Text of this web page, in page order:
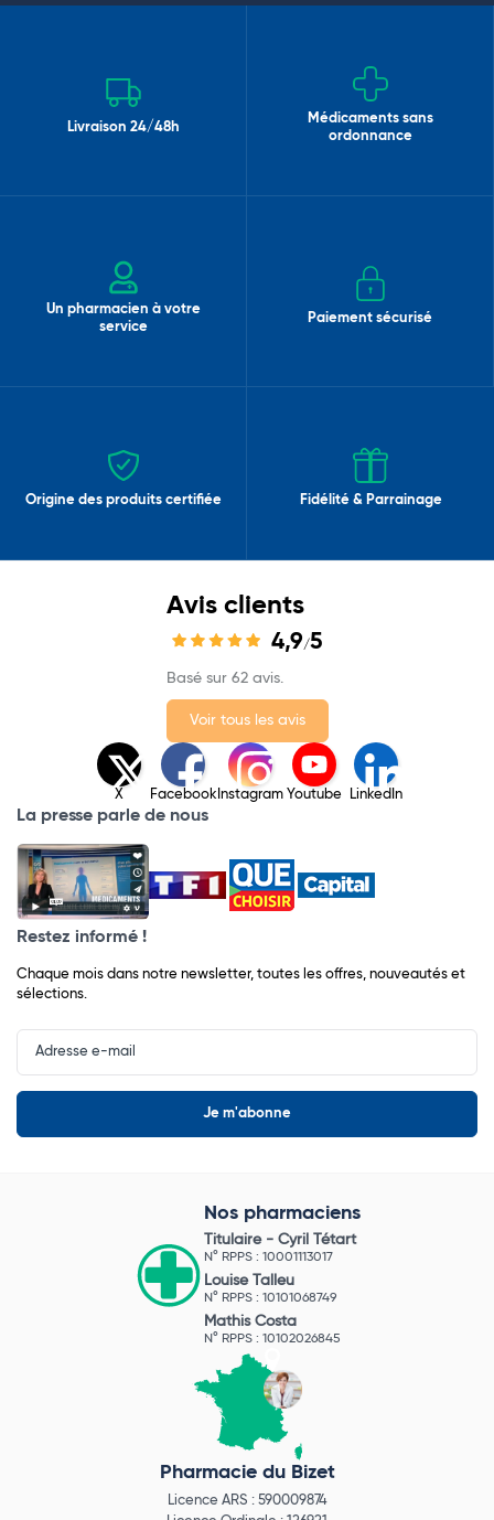
Livraison 24/48h
Médicaments sans
ordonnance
Un pharmacien à votre
service
Paiement sécurisé
Origine des produits certifiée Fidélité & Parrainage
Avis clients
4,9/5
Basé sur 62 avis.
Voir tous les avis
X Facebook Instagram Youtube LinkedIn
La presse parle de nous
Restez informé !
Chaque mois dans notre newsletter, toutes les offres, nouveautés et
sélections.
Input
Newsletter
Nos pharmaciens
Titulaire - Cyril Tétart
N° RPPS : 10001113017
Louise Talleu
N° RPPS : 10101068749
Mathis Costa
N° RPPS : 10102026845
Pharmacie du Bizet
Licence ARS : 590009874